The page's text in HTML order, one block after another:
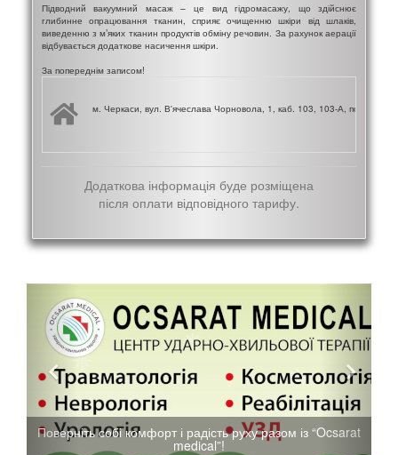
Підводний вакуумний масаж – це вид гідромасажу, що здійснює
глибинне опрацювання тканин, сприяє очищенню шкіри від шлаків,
виведенню з м’яких тканин продуктів обміну речовин. За рахунок аерації
відбувається додаткове насичення шкіри.
За попереднім записом!
м. Черкаси, вул. В'ячеслава Чорновола, 1, каб. 103, 103-А, поверх 1
Додаткова інформація буде розміщена
після оплати відповідного тарифу.
Поверніть собі комфорт і радість руху разом із “Ocsarat
medical”!